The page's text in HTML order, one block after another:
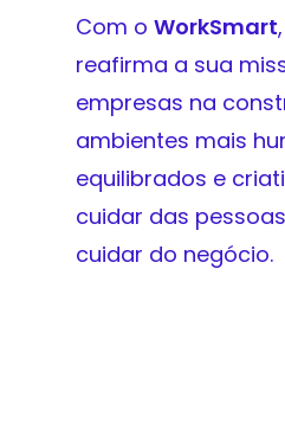
Com o WorkSmart
reafirma a sua
empresas na
ambientes mais
equilibrados e
cuidar das
cuidar do negócio.